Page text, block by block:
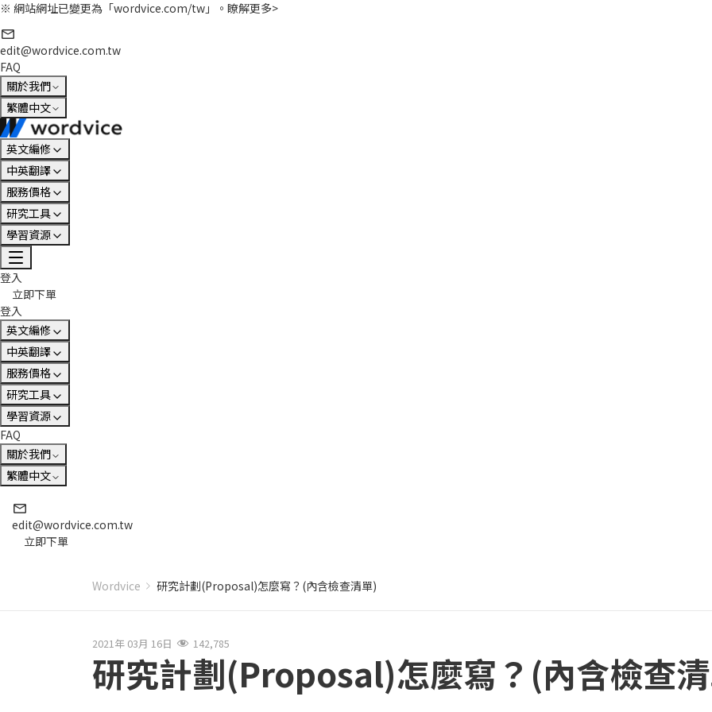
※ 網站網址已變更為「wordvice.com/tw」。 瞭解更多>
edit@wordvice.com.tw
FAQ
關於我們
繁體中文
英文編修
中英翻譯
服務價格
研究工具
學習資源
登入
立即下單
登入
英文編修
中英翻譯
服務價格
研究工具
學習資源
FAQ
關於我們
繁體中文
edit@wordvice.com.tw
立即下單
Wordvice 研究計劃(Proposal)怎麼寫？(內含檢查清單)
2021年 03月 16日 142,785
研究計劃(Proposal)怎麼寫？(內含檢查